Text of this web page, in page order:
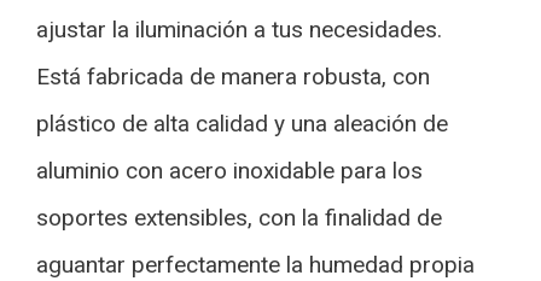
ajustar la iluminación a tus necesidades.
Está fabricada de manera robusta, con
plástico de alta calidad y una aleación de
aluminio con acero inoxidable para los
soportes extensibles, con la finalidad de
aguantar perfectamente la humedad propia